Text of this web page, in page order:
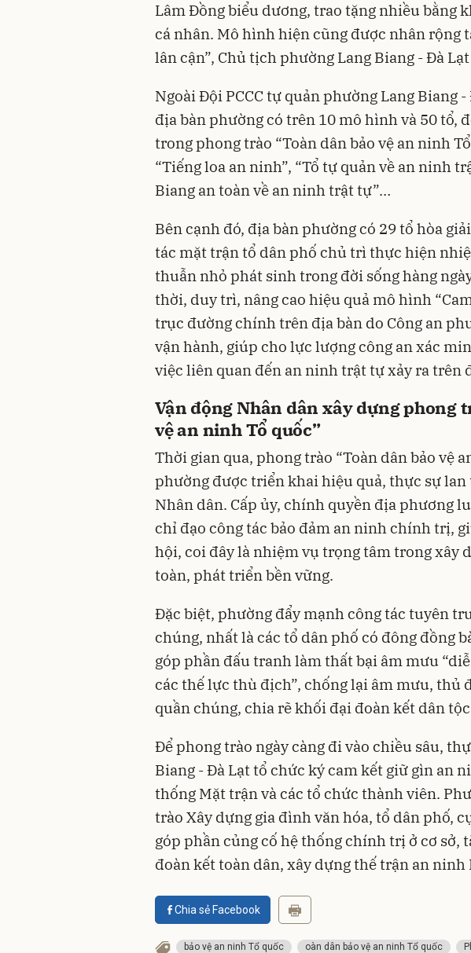
Lâm Đồng biểu dương, trao tặng nhiều bằng
cá nhân. Mô hình hiện cũng được nhân rộng
lân cận”, Chủ tịch phường Lang Biang - Đà
Ngoài Đội PCCC tự quản phường Lang Biang
địa bàn phường có trên 10 mô hình và 50 tổ,
trong phong trào “Toàn dân bảo vệ an ninh
“Tiếng loa an ninh”, “Tổ tự quản về an ninh
Biang an toàn về an ninh trật tự”…
Bên cạnh đó, địa bàn phường có 29 tổ hòa
tác mặt trận tổ dân phố chủ trì thực hiện
thuẫn nhỏ phát sinh trong đời sống hàng
thời, duy trì, nâng cao hiệu quả mô hình
trục đường chính trên địa bàn do Công an
vận hành, giúp cho lực lượng công an xác
việc liên quan đến an ninh trật tự xảy ra trên
Vận động Nhân dân xây dựng phong
vệ an ninh Tổ quốc”
Thời gian qua, phong trào “Toàn dân bảo vệ
phường được triển khai hiệu quả, thực sự lan
Nhân dân. Cấp ủy, chính quyền địa phương
chỉ đạo công tác bảo đảm an ninh chính trị,
hội, coi đây là nhiệm vụ trọng tâm trong xây
toàn, phát triển bền vững.
Đặc biệt, phường đẩy mạnh công tác tuyên
chúng, nhất là các tổ dân phố có đông đồng
góp phần đấu tranh làm thất bại âm mưu
các thế lực thù địch”, chống lại âm mưu, thủ
quần chúng, chia rẽ khối đại đoàn kết dân
Để phong trào ngày càng đi vào chiều sâu,
Biang - Đà Lạt tổ chức ký cam kết giữ gìn an
thống Mặt trận và các tổ chức thành viên.
trào Xây dựng gia đình văn hóa, tổ dân phố,
góp phần củng cố hệ thống chính trị ở cơ sở,
đoàn kết toàn dân, xây dựng thế trận an ninh
Chia sẻ Facebook
bảo vệ an ninh Tổ quốc oàn dân bảo vệ an ninh Tổ quốc